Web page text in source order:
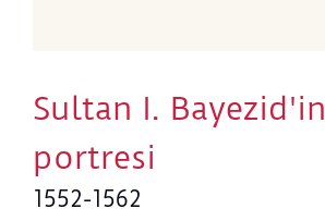
Sultan I. Bayezid'in
portresi
1552-1562